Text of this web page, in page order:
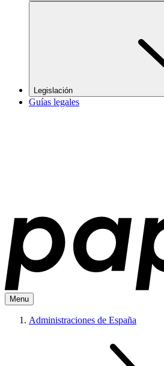
Legislación
Guías legales
Menu
Administraciones de España